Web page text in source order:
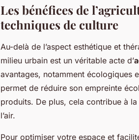
Les bénéfices de
techniques de culture
Au-delà de l’aspect esthétique et
milieu urbain est un véritable acte d’
avantages, notamment écologiques
permet de réduire son empreinte
produits. De plus, cela contribue à
l’air.
Pour optimiser votre espace et